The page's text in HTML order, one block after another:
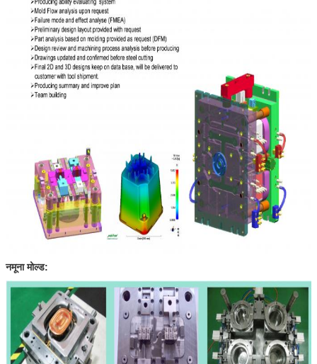
लकड़ी के मामले या स्टील फ्रेम के साथ लकड़ी के बॉक्स
OEM या ODM
उपलब्ध है
मोल्ड लोगो
पर ग्राहक की आवश्यकता के आधार
बिक्री के बाद सेवा
नमूनामोल्ड: